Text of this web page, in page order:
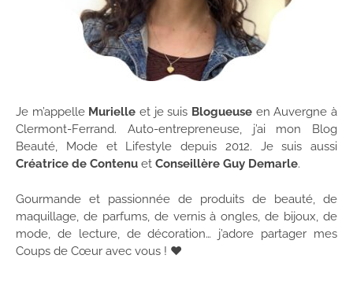
Je m’appelle Murielle et je suis Blogueuse en Auvergne à
Clermont-Ferrand. Auto-entrepreneuse, j’ai mon Blog
Beauté, Mode et Lifestyle depuis 2012. Je suis aussi
Créatrice de Contenu et Conseillère Guy Demarle.
Gourmande et passionnée de produits de beauté, de
maquillage, de parfums, de vernis à ongles, de bijoux, de
mode, de lecture, de décoration… j’adore partager mes
Coups de Cœur avec vous ! ♥